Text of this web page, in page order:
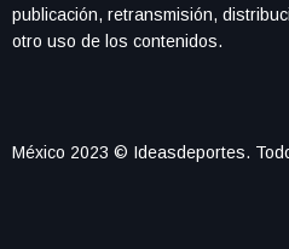
publicación, retransmisión,
otro uso de los contenidos.
México 2023 © Ideasdeportes.